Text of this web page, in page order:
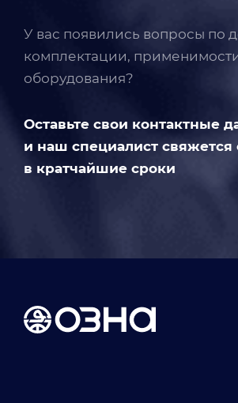
У вас появились вопросы по
комплектации,
оборудования?
Оставьте свои контактные
и наш специалист свяжется
в кратчайшие сроки